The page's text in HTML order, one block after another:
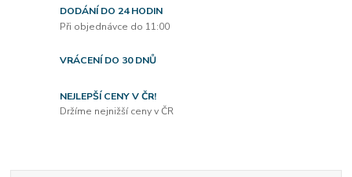
DODÁNÍ DO 24 HODIN
Při objednávce do 11:00
VRÁCENÍ DO 30 DNŮ
NEJLEPŠÍ CENY V ČR!
Držíme nejnižší ceny v ČR